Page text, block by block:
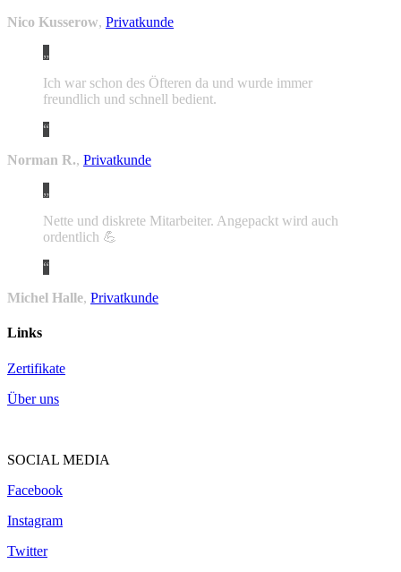
Nico Kusserow, Privatkunde
Ich war schon des Öfteren da und wurde immer
freundlich und schnell bedient.
Norman R., Privatkunde
Nette und diskrete Mitarbeiter. Angepackt wird auch
ordentlich 💪
Michel Halle, Privatkunde
Links
Zertifikate
Über uns
SOCIAL MEDIA
Facebook
Instagram
Twitter